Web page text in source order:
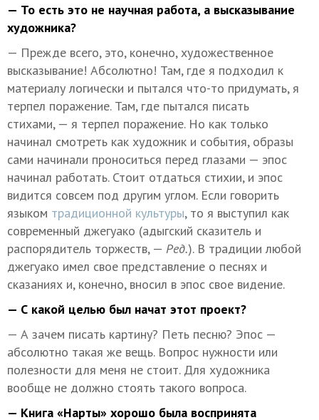
— То есть это не научная работа, а высказывание
художника?
— Прежде всего, это, конечно, художественное
высказывание! Абсолютно! Там, где я подходил к
материалу логически и пытался что-то придумать, я
терпел поражение. Там, где пытался писать
стихами, — я терпел поражение. Но как только
начинал смотреть как художник и события, образы
сами начинали проноситься перед глазами — эпос
начинал работать. Стоит отдаться стихии, и эпос
видится совсем под другим углом. Если говорить
языком традиционной культуры, то я выступил как
современный джегуако (адыгский сказитель и
распорядитель торжеств, — Ред.). В традиции любой
джегуако имел свое представление о песнях и
сказаниях и, конечно, вносил в эпос свое видение.
— С какой целью был начат этот проект?
— А зачем писать картину? Петь песню? Эпос —
абсолютно такая же вещь. Вопрос нужности или
полезности для меня не стоит. Для художника
вообще не должно стоять такого вопроса.
— Книга «Нарты» хорошо была воспринята